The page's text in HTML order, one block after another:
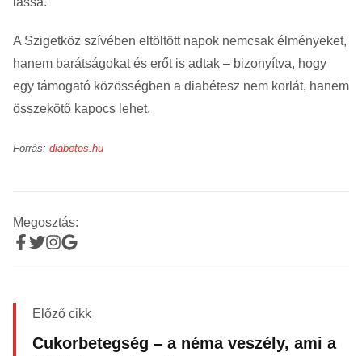
A Szigetköz szívében eltöltött napok nemcsak élményeket,
hanem barátságokat és erőt is adtak – bizonyítva, hogy
egy támogató közösségben a diabétesz nem korlát, hanem
összekötő kapocs lehet.
Forrás: diabetes.hu
Megosztás:
Előző cikk
Cukorbetegség – a néma veszély, ami a